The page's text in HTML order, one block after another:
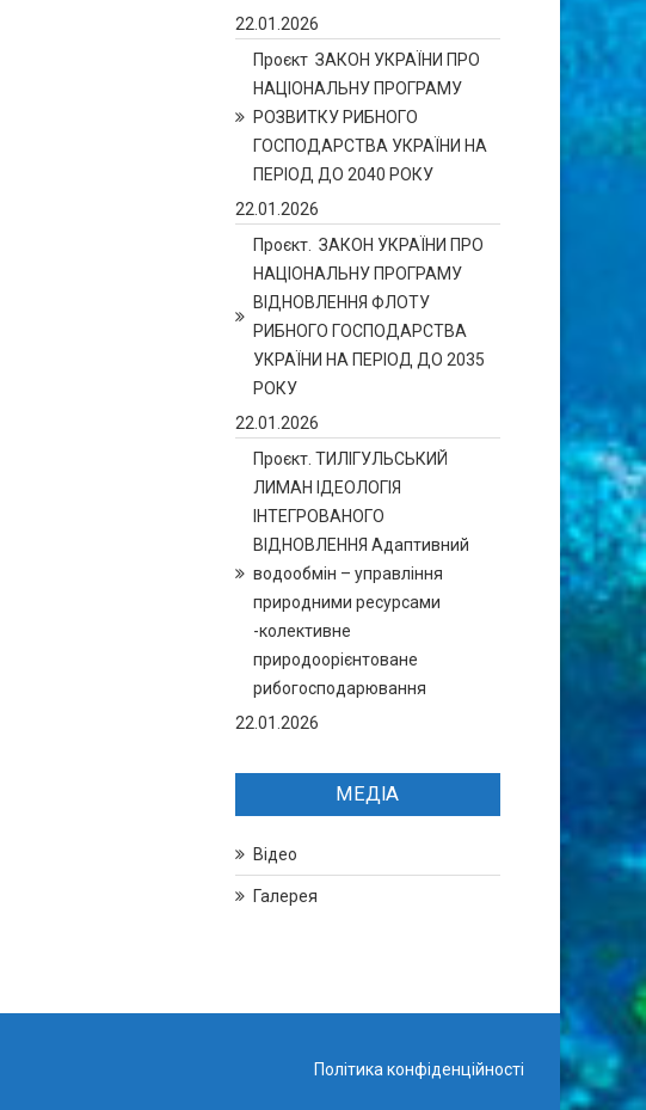
22.01.2026
Проєкт ЗАКОН УКРАЇНИ ПРО
НАЦІОНАЛЬНУ ПРОГРАМУ
РОЗВИТКУ РИБНОГО
ГОСПОДАРСТВА УКРАЇНИ НА
ПЕРІОД ДО 2040 РОКУ
22.01.2026
Проєкт. ЗАКОН УКРАЇНИ ПРО
НАЦІОНАЛЬНУ ПРОГРАМУ
ВІДНОВЛЕННЯ ФЛОТУ
РИБНОГО ГОСПОДАРСТВА
УКРАЇНИ НА ПЕРІОД ДО 2035
РОКУ
22.01.2026
Проєкт. ТИЛІГУЛЬСЬКИЙ
ЛИМАН ІДЕОЛОГІЯ
ІНТЕГРОВАНОГО
ВІДНОВЛЕННЯ Адаптивний
водообмін – управління
природними ресурсами
-колективне
природоорієнтоване
рибогосподарювання
22.01.2026
МЕДІА
Відео
Галерея
Політика конфіденційності